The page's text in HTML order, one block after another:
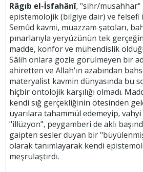
Râgıb el-İsfahânî, "sihr/musahhar"
epistemolojik (bilgiye dair) ve felsefi
Semûd kavmi, muazzam şatoları,
pınarlarıyla yeryüzünün tek
madde, konfor ve mühendislik
Sâlih onlara gözle görülmeyen bir
ahiretten ve Allah'ın azabından
materyalist kavmin dünyasında bu
hiçbir ontolojik karşılığı olmadı.
kendi sığ gerçekliğinin ötesinden
uyarılara tahammül edemeyip,
"illüzyon", peygamberi de aklı
gaipten sesler duyan bir
olarak tanımlayarak kendi
meşrulaştırdı.